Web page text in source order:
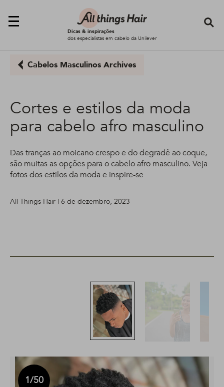
Dicas & inspirações
dos especialistas em cabelo da Unilever
Cabelos Masculinos Archives
Cortes e estilos da moda
para cabelo afro masculino
Das tranças ao moicano crespo e do degradê ao coque,
são muitas as opções para o cabelo afro masculino. Veja
fotos dos estilos da moda e inspire-se
All Things Hair | 6 de dezembro, 2023
1/50